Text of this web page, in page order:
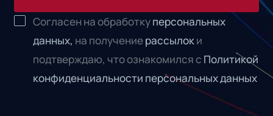
Согласен на обработкуперсональных
данных, на получениерассылоки
подтверждаю, что ознакомился с Политикой
конфиденциальности персональных данных